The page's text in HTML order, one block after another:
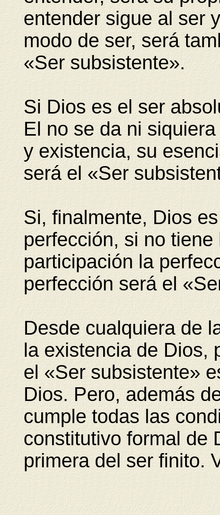
entender sigue al ser
modo de ser, será
«Ser subsistente».
Si Dios es el ser
El no se da ni
y existencia, su
será el «Ser
Si, finalmente, Dios
perfección, si no
participación la
perfección será el
Desde cualquiera de
la existencia de Dios,
el «Ser subsistente»
Dios. Pero, además
cumple todas las
constitutivo formal de
primera del ser finito.